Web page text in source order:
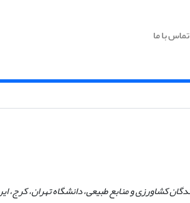
تماس با ما
کشاورزی و منابع طبیعی، دانشگاه تهران، کرج،